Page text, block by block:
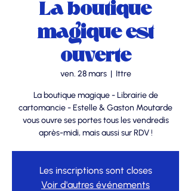
La boutique
magique est
ouverte
ven. 28 mars
  |
Ittre
La boutique magique - Librairie de
cartomancie - Estelle & Gaston Moutarde
vous ouvre ses portes tous les vendredis
après-midi, mais aussi sur RDV !
Les inscriptions sont closes
Voir d'autres événements